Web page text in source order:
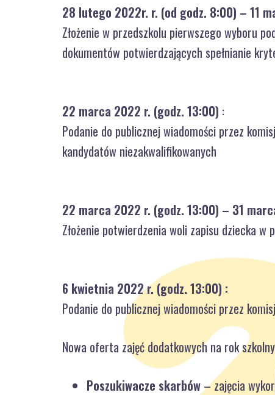
28 lutego 2022r. r. (od godz. 8:00) – 11
Złożenie w przedszkolu pierwszego wyboru
dokumentów potwierdzających spełnianie
22 marca 2022 r. (godz. 13:00) :
Podanie do publicznej wiadomości przez
kandydatów niezakwalifikowanych
22 marca 2022 r. (godz. 13:00) – 31
Złożenie potwierdzenia woli zapisu dziecka
6 kwietnia 2022 r. (godz. 13:00) :
Podanie do publicznej wiadomości przez
Nowa oferta zajęć dodatkowych na rok
Poszukiwacze skarbów – zajęcia